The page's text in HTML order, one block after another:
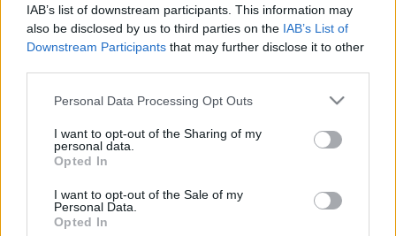
IAB’s list of downstream participants. This information may
also be disclosed by us to third parties on the IAB’s List of
Downstream Participants that may further disclose it to other
Personal Data Processing Opt Outs
I want to opt-out of the Sharing of my
personal data.
Opted In
I want to opt-out of the Sale of my
Personal Data.
Opted In
Registrati Redazione Invia notizia Feed RSS Facebook
Twitter
Legnanonews.com
Sito di informazione locale
Direttore responsabile: Marco Tajè